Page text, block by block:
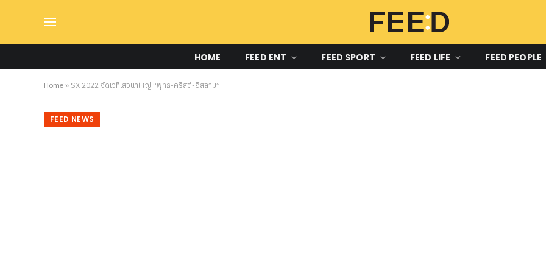
HOME FEED ENT FEED SPORT FEED LIFE FEED PEOPLE
Home» SX 2022 จัดเวทีเสวนาใหญ่ “พุทธ-คริสต์-อิสลาม”
FEED NEWS